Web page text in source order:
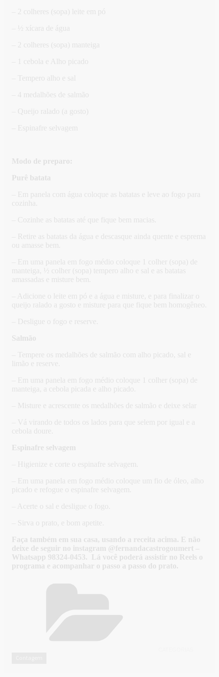
– 2 colheres (sopa) leite em pó
– ½ xícara de água
– 2 colheres (sopa) manteiga
– 1 cebola e Alho picado
– Tempero alho e sal
– 4 medalhões de salmão
– Queijo ralado (a gosto)
– Espinafre selvagem
Modo de preparo:
Purê batata
– Em panela com água coloque as batatas e leve ao fogo para
cozinha.
– Cozinhe as batatas até que fique bem macias.
– Retire as batatas da água e descasque ainda quente e esprema
ou amasse bem.
– Em uma panela em fogo médio coloque 1 colher (sopa) de
manteiga, ½ colher (sopa) tempero alho e sal e as batatas
amassadas e misture bem.
– Adicione o leite em pó e a água e misture, e para finalizar o
queijo ralado a gosto e misture para que fique bem homogêneo.
– Desligue o fogo e reserve.
Salmão
– Tempere os medalhões de salmão com alho picado, sal e
limão e reserve.
– Em uma panela em fogo médio coloque 1 colher (sopa) de
manteiga, a cebola picada e alho picado.
– Misture e acrescente os medalhões de salmão e deixe selar
– Vá virando de todos os lados para que selem por igual e a
cebola doure.
Espinafre selvagem
– Higienize e corte o espinafre selvagem.
– Em uma panela em fogo médio coloque um fio de óleo, alho
picado e refogue o espinafre selvagem.
– Acerte o sal e desligue o fogo.
– Sirva o prato, e bom apetite.
Faça também em sua casa, usando a receita acima. E não
deixe de seguir no instagram @fernandacastrogoumert –
Whatsapp 98324-0453. Lá você poderá assistir no Reels o
programa e acompanhar o passo a passo do prato.